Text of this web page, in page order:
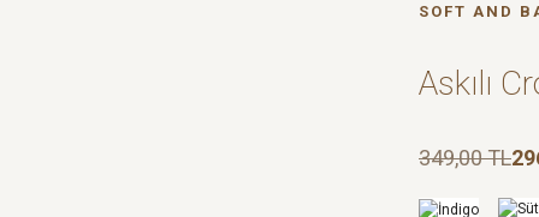
SOFT AND
Askılı
349,00 TL